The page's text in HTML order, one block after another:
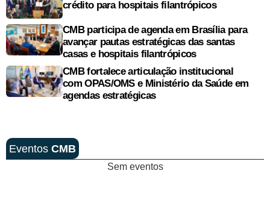
crédito para hospitais filantrópicos
CMB participa de agenda em Brasília para
avançar pautas estratégicas das santas
casas e hospitais filantrópicos
CMB fortalece articulação institucional
com OPAS/OMS e Ministério da Saúde em
agendas estratégicas
Eventos CMB
Sem eventos